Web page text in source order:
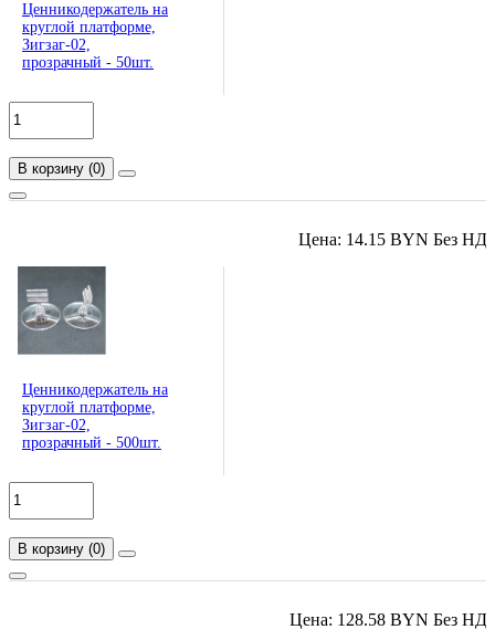
Ценникодержатель на
круглой платформе,
Зигзаг-02,
прозрачный - 50шт.
В корзину (0)
Цена: 14.15 BYN Без
Ценникодержатель на
круглой платформе,
Зигзаг-02,
прозрачный - 500шт.
В корзину (0)
Цена: 128.58 BYN Без